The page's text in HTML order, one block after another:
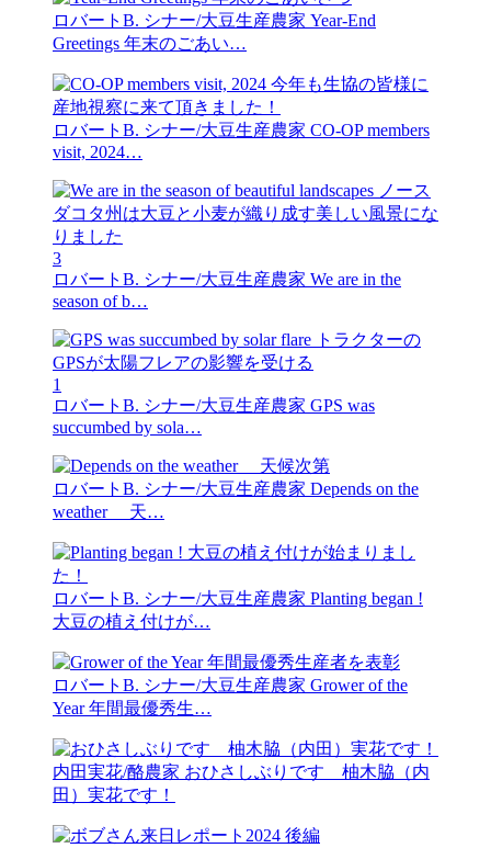
ロバートB. シナー/大豆生産農家 Year-End
Greetings 年末のごあい…
ロバートB. シナー/大豆生産農家 CO-OP members
visit, 2024…
3
ロバートB. シナー/大豆生産農家 We are in the
season of b…
1
ロバートB. シナー/大豆生産農家 GPS was
succumbed by sola…
ロバートB. シナー/大豆生産農家 Depends on the
weather 天…
ロバートB. シナー/大豆生産農家 Planting began !
大豆の植え付けが…
ロバートB. シナー/大豆生産農家 Grower of the
Year 年間最優秀生…
内田実花/酪農家 おひさしぶりです 柚木脇（内
田）実花です！